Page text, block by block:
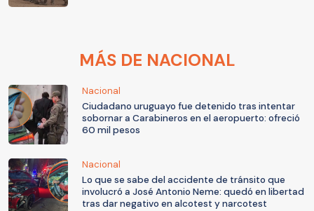
MÁS DE NACIONAL
Nacional
Ciudadano uruguayo fue detenido tras intentar
sobornar a Carabineros en el aeropuerto: ofreció
60 mil pesos
Nacional
Lo que se sabe del accidente de tránsito que
involucró a José Antonio Neme: quedó en libertad
tras dar negativo en alcotest y narcotest